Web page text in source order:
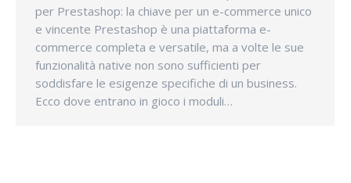
per Prestashop: la chiave per un e-commerce unico
e vincente Prestashop è una piattaforma e-
commerce completa e versatile, ma a volte le sue
funzionalità native non sono sufficienti per
soddisfare le esigenze specifiche di un business.
Ecco dove entrano in gioco i moduli…